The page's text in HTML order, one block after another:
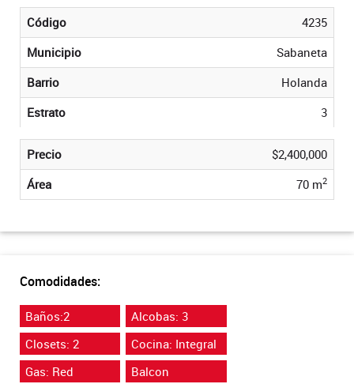
Código
4235
Municipio
Sabaneta
Barrio
Holanda
Estrato
3
Precio
$2,400,000
Área
70 m2
Comodidades:
Baños:2
Alcobas: 3
Closets: 2
Cocina: Integral
Gas: Red
Balcon